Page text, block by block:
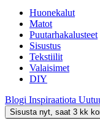
Huonekalut
Matot
Puutarhakalusteet
Sisustus
Tekstiilit
Valaisimet
DIY
Blogi Inspiraatiota
Sisusta nyt, saat 3 kk